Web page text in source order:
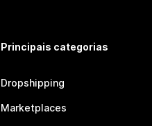
Principais categorias
Dropshipping
Marketplaces